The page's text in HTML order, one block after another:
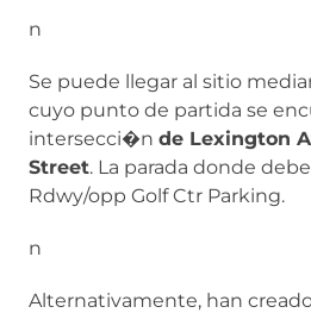
n
Se puede llegar al sitio
cuyo punto de partida se
intersecci�n de Lexington
Street. La parada donde
Rdwy/opp Golf Ctr Parking.
n
Alternativamente, han